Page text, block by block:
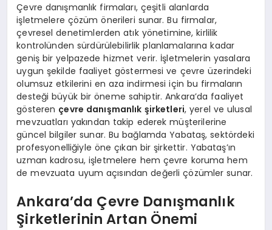
Çevre danışmanlık firmaları, çeşitli alanlarda
işletmelere çözüm önerileri sunar. Bu firmalar,
çevresel denetimlerden atık yönetimine, kirlilik
kontrolünden sürdürülebilirlik planlamalarına kadar
geniş bir yelpazede hizmet verir. İşletmelerin yasalara
uygun şekilde faaliyet göstermesi ve çevre üzerindeki
olumsuz etkilerini en aza indirmesi için bu firmaların
desteği büyük bir öneme sahiptir. Ankara’da faaliyet
gösteren çevre danışmanlık şirketleri, yerel ve ulusal
mevzuatları yakından takip ederek müşterilerine
güncel bilgiler sunar. Bu bağlamda Yabataş, sektördeki
profesyonelliğiyle öne çıkan bir şirkettir. Yabataş’ın
uzman kadrosu, işletmelere hem çevre koruma hem
de mevzuata uyum açısından değerli çözümler sunar.
Ankara’da Çevre Danışmanlık
Şirketlerinin Artan Önemi